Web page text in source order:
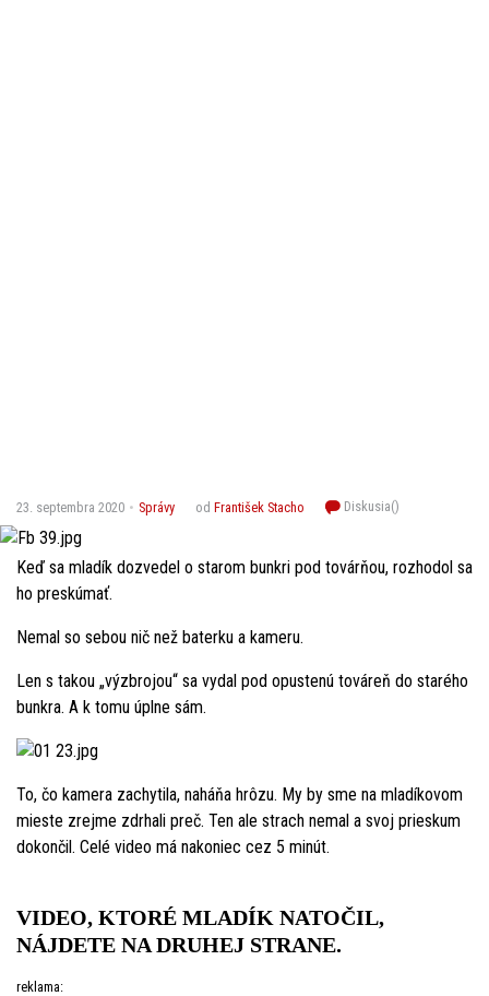
23. septembra 2020 Správy od František Stacho Diskusia()
Keď sa mladík dozvedel o starom bunkri pod továrňou, rozhodol sa
ho preskúmať.
Nemal so sebou nič než baterku a kameru.
Len s takou „výzbrojou“ sa vydal pod opustenú továreň do starého
bunkra. A k tomu úplne sám.
To, čo kamera zachytila, naháňa hrôzu. My by sme na mladíkovom
mieste zrejme zdrhali preč. Ten ale strach nemal a svoj prieskum
dokončil. Celé video má nakoniec cez 5 minút.
VIDEO, KTORÉ MLADÍK NATOČIL,
NÁJDETE NA DRUHEJ STRANE.
reklama: